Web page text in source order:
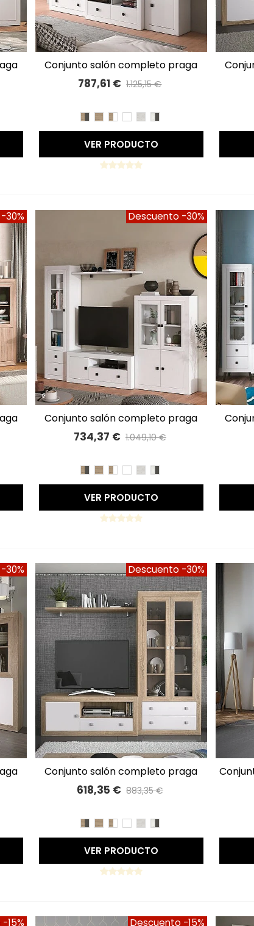
A LISTA DE DESEOS
conjunto salón completo praga
280cm 58
787,61 € 1.125,15 €
CAMBRIAN/PIZARRA
CAMBRIAN
CAMBRIAN/BLANCO
BLANCO
TIBETTIBET/PIZARRA
VER PRODUCTO
conjunto salón completo praga
-30% Descuento -30%
A LISTA DE DESEOS
conjunto salón completo praga
300cm 69
734,37 € 1.049,10 €
CAMBRIAN/PIZARRA
CAMBRIAN
CAMBRIAN/BLANCO
BLANCO
TIBETTIBET/PIZARRA
VER PRODUCTO
conjunto salón completo praga
-30% Descuento -30%
A LISTA DE DESEOS
conjunto salón completo praga
48
618,35 € 883,35 €
CAMBRIAN/PIZARRA
CAMBRIAN
CAMBRIAN/BLANCO
BLANCO
TIBETTIBET/PIZARRA
VER PRODUCTO
conjunto salón dakota con bajo tv
-15% Descuento -15%